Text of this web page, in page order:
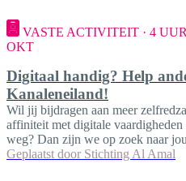
VASTE ACTIVITEIT · 4
OKT
Digitaal handig? Help
Kanaleneiland!
Wil jij bijdragen aan meer
affiniteit met digitale vaardigheden
weg? Dan zijn we op zoek naar
Geplaatst door Stichting Al Amal